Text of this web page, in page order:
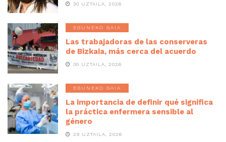
30 UZTAILA, 2026
EGUNEKO GAIA
Las trabajadoras de las conserveras
de Bizkaia, más cerca del acuerdo
30 UZTAILA, 2026
EGUNEKO GAIA
La importancia de definir qué significa
la práctica enfermera sensible al
género
29 UZTAILA, 2026